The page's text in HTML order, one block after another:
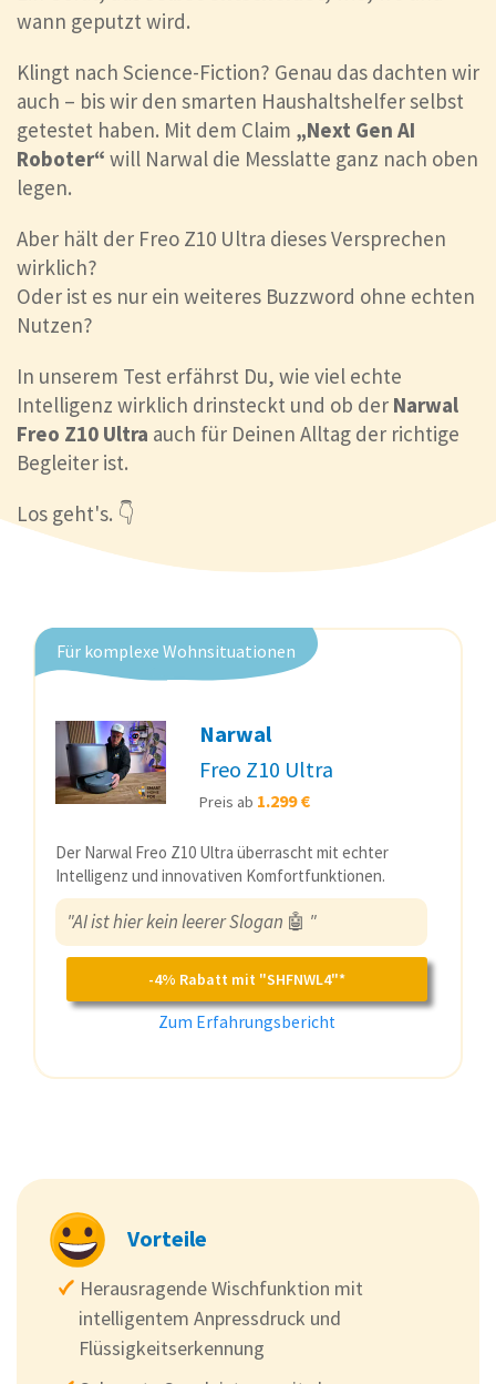
wann geputzt wird.
Klingt nach Science-Fiction? Genau das dachten wir
auch – bis wir den smarten Haushaltshelfer selbst
getestet haben. Mit dem Claim „Next Gen AI
Roboter“ will Narwal die Messlatte ganz nach oben
legen.
Aber hält der Freo Z10 Ultra dieses Versprechen
wirklich?
Oder ist es nur ein weiteres Buzzword ohne echten
Nutzen?
In unserem Test erfährst Du, wie viel echte
Intelligenz wirklich drinsteckt und ob der Narwal
Freo Z10 Ultra auch für Deinen Alltag der richtige
Begleiter ist.
Los geht's. 👇
Für komplexe Wohnsituationen
Narwal
Freo Z10 Ultra
Preis ab 1.299 €
Der Narwal Freo Z10 Ultra überrascht mit echter
Intelligenz und innovativen Komfortfunktionen.
"AI ist hier kein leerer Slogan 🤖 "
-4% Rabatt mit "SHFNWL4"*
Zum Erfahrungsbericht
Vorteile
Herausragende Wischfunktion mit
intelligentem Anpressdruck und
Flüssigkeitserkennung